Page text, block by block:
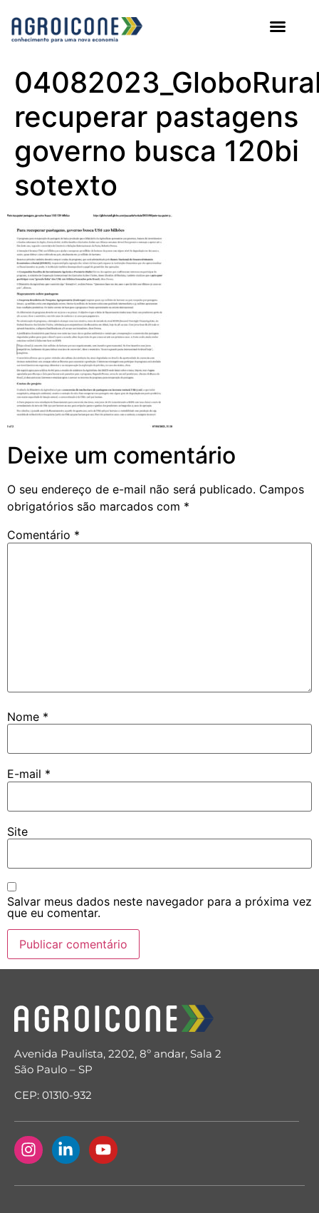
recuperar pastagens
governo busca 120bi
sotexto
Deixe um comentário
O seu endereço de e-mail não será publicado. Campos
obrigatórios são marcados com *
Comentário *
Nome *
E-mail *
Site
Salvar meus dados neste navegador para a próxima vez
que eu comentar.
Avenida Paulista, 2202, 8º andar, Sala 2
São Paulo – SP
CEP: 01310-932